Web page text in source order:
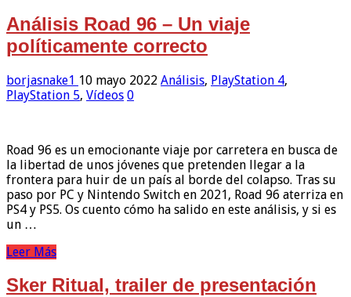
Análisis Road 96 – Un viaje
políticamente correcto
borjasnake1 10 mayo 2022 Análisis, PlayStation 4,
PlayStation 5, Vídeos 0
Road 96 es un emocionante viaje por carretera en busca de
la libertad de unos jóvenes que pretenden llegar a la
frontera para huir de un país al borde del colapso. Tras su
paso por PC y Nintendo Switch en 2021, Road 96 aterriza en
PS4 y PS5. Os cuento cómo ha salido en este análisis, y si es
un …
Leer Más
Sker Ritual, trailer de presentación